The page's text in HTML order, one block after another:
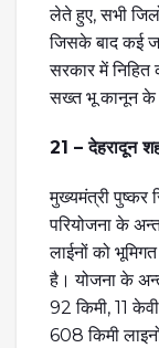
लेते हुए, सभी
जिसके बाद कई
सरकार में निहित
सख्त भू कानून के
21 – देहरादून
मुख्यमंत्री पुष्कर
परियोजना के
लाईनों को
है। योजना के
92 किमी, 11
608 किमी